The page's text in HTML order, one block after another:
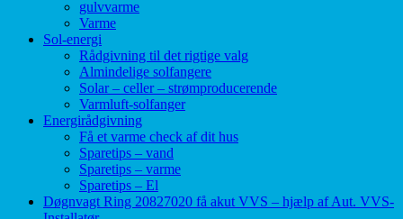
gulvvarme
Varme
Sol-energi
Rådgivning til det rigtige valg
Almindelige solfangere
Solar – celler – strømproducerende
Varmluft-solfanger
Energirådgivning
Få et varme check af dit hus
Sparetips – vand
Sparetips – varme
Sparetips – El
Døgnvagt Ring 20827020 få akut VVS – hjælp af Aut. VVS-